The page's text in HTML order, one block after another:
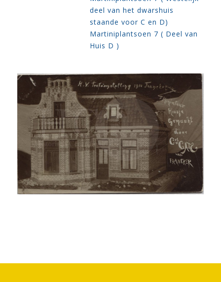
deel van het dwarshuis
staande voor C en D)
Martiniplantsoen 7 ( Deel van
Huis D )